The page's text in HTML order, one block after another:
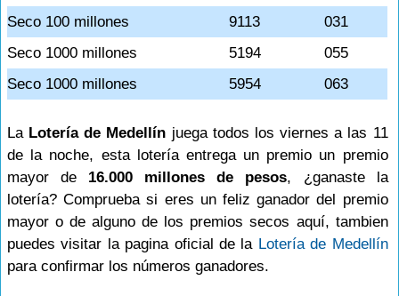
Seco 100 millones
9113
031
Seco 1000 millones
5194
055
Seco 1000 millones
5954 063
La Lotería de Medellín juega todos los viernes a las 11
de la noche, esta lotería entrega un premio un premio
mayor de 16.000 millones de pesos, ¿ganaste la
lotería? Comprueba si eres un feliz ganador del premio
mayor o de alguno de los premios secos aquí, tambien
puedes visitar la pagina oficial de la Lotería de Medellín
para confirmar los números ganadores.